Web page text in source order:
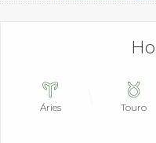
Áries Touro